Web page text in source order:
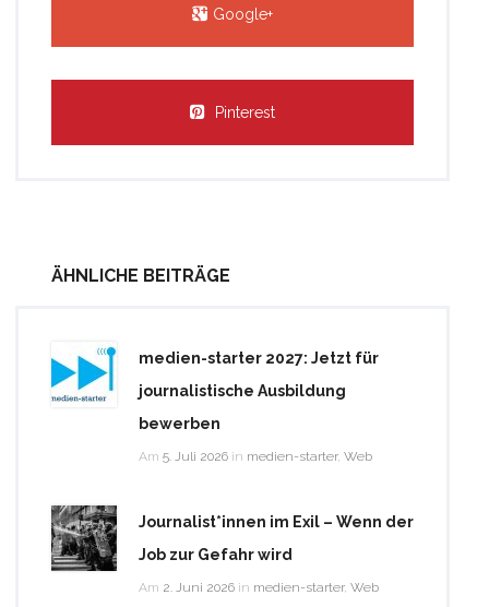
Google+
Pinterest
ÄHNLICHE BEITRÄGE
medien-starter 2027: Jetzt für
journalistische Ausbildung
bewerben
Am 5. Juli 2026 in medien-starter, Web
Journalist*innen im Exil – Wenn der
Job zur Gefahr wird
Am 2. Juni 2026 in medien-starter, Web